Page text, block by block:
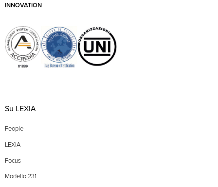
INNOVATION
Su LEXIA
People
LEXIA
Focus
Modello 231